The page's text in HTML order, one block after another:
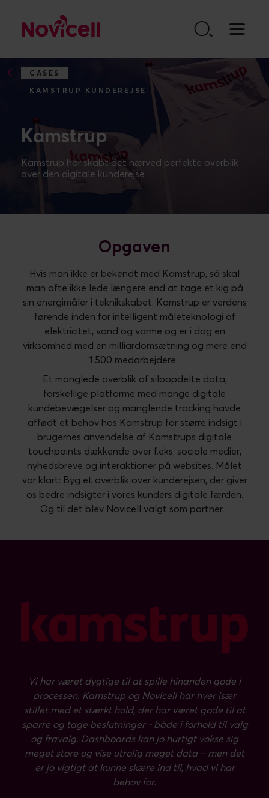
CASES
KAMSTRUP KUNDEREJSE
Kamstrup
Kamstrup har skabt det nærved perfekte overblik
Opgaven
Hvis man ikke er bekendt med Kamstrup, så skal
man ofte ikke lede længere end at tage et kig på
sin energimåler i teknikskabet. Kamstrup er verdens
førende inden for intelligent måleteknologi af
elektricitet, vand og varme og er i dag en
virksomhed med en milliardomsætning og mere end
1.500 medarbejdere.
Et manglede overblik af siloopdelte data,
forskellige platforme med mange digitale
kundebevægelser og manglende tracking havde
affødt et behov hos Kamstrup for større indsigt i
brugernes anvendelse af Kamstrups digitale
touchpoints dækkende over f.eks. sociale medier,
nyhedsbreve og interaktioner på websites. Målet
var klart: Byg et overblik over kunderejsen, der giver
os bedre indsigter i vores kunders digitale færden.
Og til det blev Novicell valgt som partner.
Vi har været dygtige til at spille hinanden gode i
processen. Kamstrup og Novicell har hver især
stillet med et stærkt hold, der har været gode til at
sparre og tage beslutninger - både i forhold til valg
og fravalg. Dashboards kan jo hurtigt vokse sig
meget store og vise utrolig meget data – men det
er jo vigtigt at kunne skære ind til, hvad vi har
behov for.